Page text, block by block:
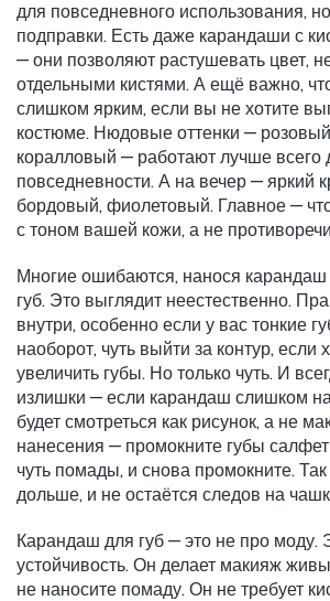
для повседневного использования,
подправки. Есть даже карандаши с
— они позволяют растушевать цвет,
отдельными кистями. А ещё важно,
слишком ярким, если вы не хотите
костюме. Нюдовые оттенки —
коралловый — работают лучше всего
повседневности. А на вечер — яркий
бордовый, фиолетовый. Главное —
с тоном вашей кожи, а не
Многие ошибаются, нанося
губ. Это выглядит неестественно.
внутри, особенно если у вас тонкие
наоборот, чуть выйти за контур, если
увеличить губы. Но только чуть. И
излишки — если карандаш слишком
будет смотреться как рисунок, а не
нанесения — промокните губы
чуть помады, и снова промокните.
дольше, и не остаётся следов на
Карандаш для губ — это не про моду.
устойчивость. Он делает макияж
не наносите помаду. Он не требует